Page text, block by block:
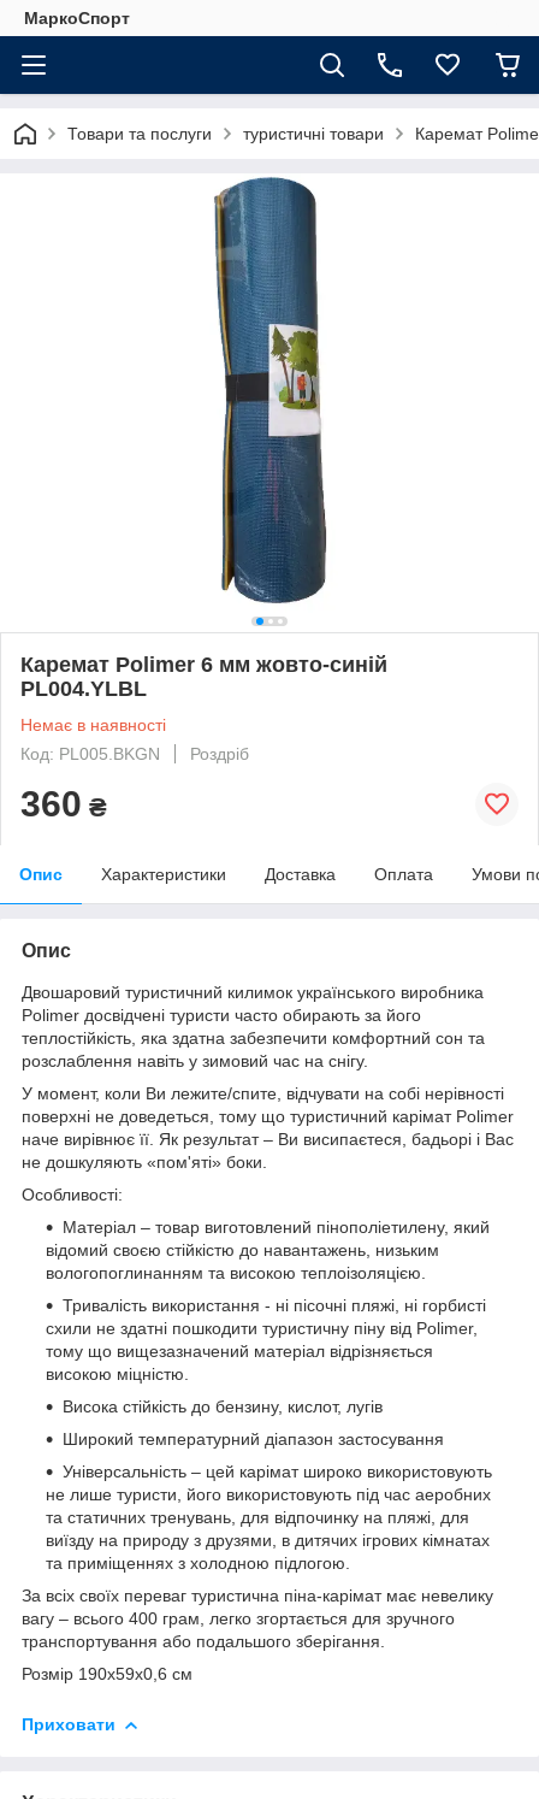
МаркоСпорт
Товари та послуги туристичні товари Каремат
Каремат Polimer 6 мм жовто-синій
PL004.YLBL
Немає в наявності
Код: PL005.BKGN
Роздріб
360 ₴
Опис Характеристики Доставка Оплата Умови
Опис
Двошаровий туристичний килимок українського виробника
Polimer досвідчені туристи часто обирають за його
теплостійкість, яка здатна забезпечити комфортний сон та
розслаблення навіть у зимовий час на снігу.
У момент, коли Ви лежите/спите, відчувати на собі нерівності
поверхні не доведеться, тому що туристичний карімат Polimer
наче вирівнює її. Як результат – Ви висипаєтеся, бадьорі і Вас
не дошкуляють «пом'яті» боки.
Особливості:
Матеріал – товар виготовлений пінополіетилену, який
відомий своєю стійкістю до навантажень, низьким
вологопоглинанням та високою теплоізоляцією.
Тривалість використання - ні пісочні пляжі, ні горбисті
схили не здатні пошкодити туристичну піну від Polimer,
тому що вищезазначений матеріал відрізняється
високою міцністю.
Висока стійкість до бензину, кислот, лугів
Широкий температурний діапазон застосування
Універсальність – цей карімат широко використовують
не лише туристи, його використовують під час аеробних
та статичних тренувань, для відпочинку на пляжі, для
виїзду на природу з друзями, в дитячих ігрових кімнатах
та приміщеннях з холодною підлогою.
За всіх своїх переваг туристична піна-карімат має невелику
вагу – всього 400 грам, легко згортається для зручного
транспортування або подальшого зберігання.
Розмір 190х59х0,6 см
Приховати